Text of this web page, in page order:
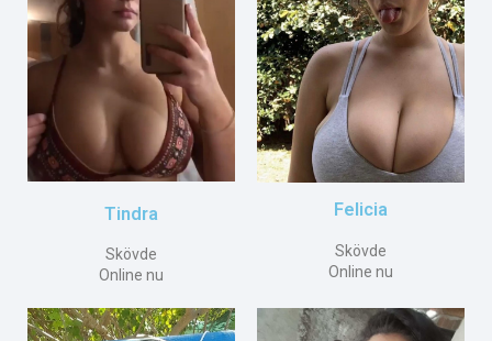
Tindra
Skövde
Online nu
Felicia
Skövde
Online nu